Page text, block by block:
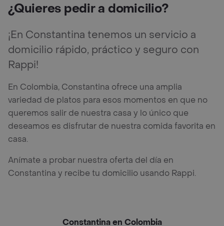
¿Quieres pedir a domicilio?
¡En Constantina tenemos un servicio a
domicilio rápido, práctico y seguro con
Rappi!
En Colombia, Constantina ofrece una amplia
variedad de platos para esos momentos en que no
queremos salir de nuestra casa y lo único que
deseamos es disfrutar de nuestra comida favorita en
casa.
Anímate a probar nuestra oferta del día en
Constantina y recibe tu domicilio usando Rappi.
Constantina en Colombia